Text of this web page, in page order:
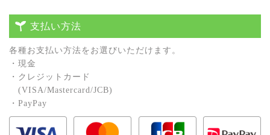
支払い方法
各種お⽀払い⽅法をお選びいただけます。
・現⾦
・クレジットカード
(VISA/Mastercard/JCB)
・PayPay